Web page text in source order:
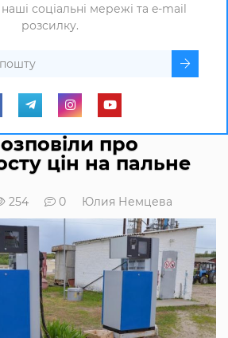
соціальні мережі та e-mail
розсилку.
про
цін на пальне
254 0 Юлия Немцева